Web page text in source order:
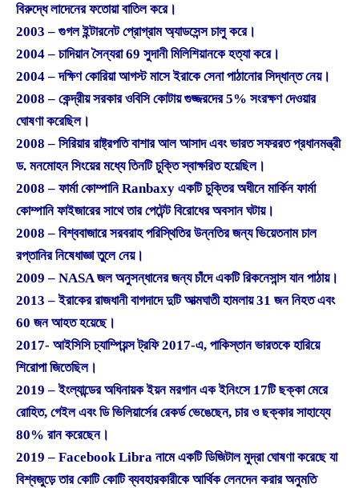
বিরুদ্ধে লাদেনের ফতোয়া বাতিল করে।
2003 – গুগল ইন্টারনেট প্রোগ্রাম অ্যাডসেন্স চালু করে।
2004 – চাদিয়ান সৈন্যরা 69 সুদানী মিলিশিয়ানকে হত্যা করে।
2004 – দক্ষিণ কোরিয়া আগস্ট মাসে ইরাকে সেনা পাঠানোর সিদ্ধান্ত নেয়।
2008 – কেন্দ্রীয় সরকার ওবিসি কোটায় গুজ্জরদের 5% সংরক্ষণ দেওয়ার
ঘোষণা করেছিল।
2008 – সিরিয়ার রাষ্ট্রপতি বাশার আল আসাদ এবং ভারত সফররত প্রধানমন্ত্রী
ড. মনমোহন সিংয়ের মধ্যে তিনটি চুক্তি স্বাক্ষরিত হয়েছিল।
2008 – ফার্মা কোম্পানি Ranbaxy একটি চুক্তির অধীনে মার্কিন ফার্মা
কোম্পানি ফাইজারের সাথে তার পেটেন্ট বিরোধের অবসান ঘটায়।
2008 – বিশ্ববাজারে সরবরাহ পরিস্থিতির উন্নতির জন্য ভিয়েতনাম চাল
রপ্তানির নিষেধাজ্ঞা তুলে নেয়।
2009 – NASA জল অনুসন্ধানের জন্য চাঁদে একটি রিকনেসান্স যান পাঠায়।
2013 – ইরাকের রাজধানী বাগদাদে দুটি আত্মঘাতী হামলায় 31 জন নিহত এবং
60 জন আহত হয়েছে।
2017- আইসিসি চ্যাম্পিয়ন্স ট্রফি 2017-এ, পাকিস্তান ভারতকে হারিয়ে
শিরোপা জিতেছিল।
2019 – ইংল্যান্ডের অধিনায়ক ইয়ন মরগান এক ইনিংসে 17টি ছক্কা মেরে
রোহিত, গেইল এবং ডি ভিলিয়ার্সের রেকর্ড ভেঙেছেন, চার ও ছক্কার সাহায্যে
80% রান করেছেন।
2019 – Facebook Libra নামে একটি ডিজিটাল মুদ্রা ঘোষণা করেছে যা
বিশ্বজুড়ে তার কোটি কোটি ব্যবহারকারীকে আর্থিক লেনদেন করার অনুমতি